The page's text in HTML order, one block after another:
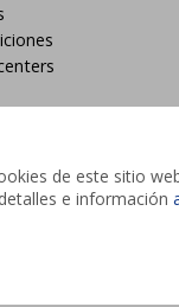
de este sitio
e información